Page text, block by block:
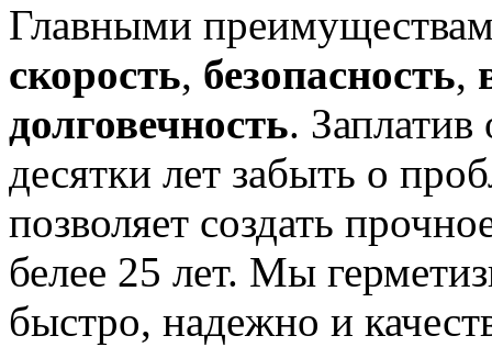
Главными
скорость, безопасность,
долговечность.
десятки лет забыть о
позволяет создать
белее 25 лет. Мы
быстро, надежно и